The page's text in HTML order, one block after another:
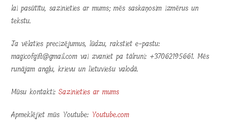
lai pasūtītu, sazinieties ar mums; mēs saskaņosim izmērus un
tekstu.
Ja vēlaties precizējumus, lūdzu, rakstiet e-pastu:
magicofgift@gmail.com vai zvaniet pa tālruni: +37062195661. Mēs
runājam angļu, krievu un lietuviešu valodā.
Mūsu kontakti:Sazinieties ar mums
Apmeklējiet mūs Youtube: Youtube.com